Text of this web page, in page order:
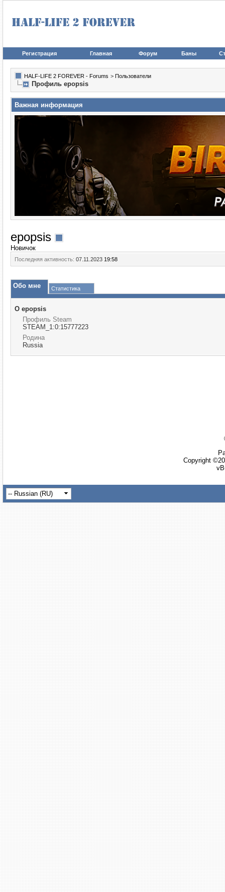
Регистрация Главная Форум Баны
HALF-LIFE 2 FOREVER - Forums > Пользователи
Профиль epopsis
Важная информация
epopsis
Новичок
Последняя активность: 07.11.2023 19:58
Обо мне Статистика
О epopsis
Профиль Steam
STEAM_1:0:15777223
Родина
Russia
Copyright